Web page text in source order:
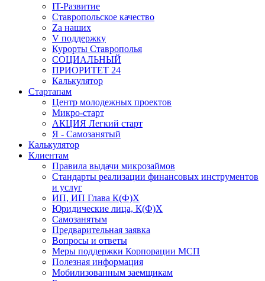
IT-Развитие
Ставропольское качество
Za наших
V поддержку
Курорты Ставрополья
СОЦИАЛЬНЫЙ
ПРИОРИТЕТ 24
Калькулятор
Стартапам
Центр молодежных проектов
Микро-старт
АКЦИЯ Легкий старт
Я - Самозанятый
Калькулятор
Клиентам
Правила выдачи микрозаймов
Стандарты реализации финансовых инструментов
и услуг
ИП, ИП Глава К(Ф)Х
Юридические лица, К(Ф)Х
Самозанятым
Предварительная заявка
Вопросы и ответы
Меры поддержки Корпорации МСП
Полезная информация
Мобилизованным заемщикам